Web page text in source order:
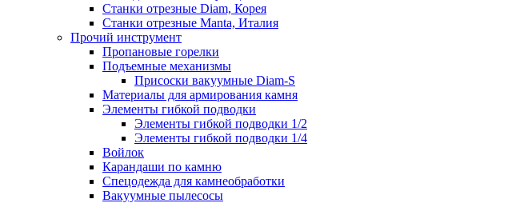
Станки отрезные Diam, Корея
Станки отрезные Manta, Италия
Прочий инструмент
Пропановые горелки
Подъeмные механизмы
Присоски вакуумные Diam-S
Материалы для армирования камня
Элементы гибкой подводки
Элементы гибкой подводки 1/2
Элементы гибкой подводки 1/4
Войлок
Карандаши по камню
Спецодежда для камнеобработки
Вакуумные пылесосы